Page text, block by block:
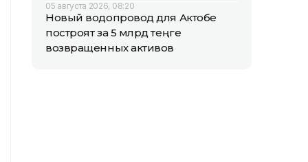
05 августа 2026, 08:20
Новый водопровод для Актобе
построят за 5 млрд теңге
возвращенных активов